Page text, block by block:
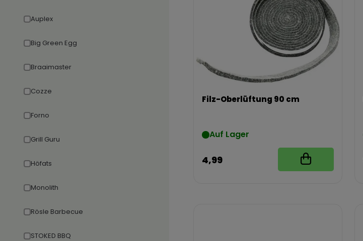
Auplex
Big Green Egg
Braaimaster
Cozze
Forno
Grill Guru
Höfats
Monolith
Rösle Barbecue
STOKED BBQ
Filz-Oberlüftung 90 cm
Auf Lager
4,99